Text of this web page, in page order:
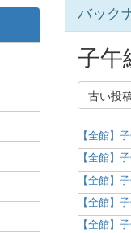
バック
子午
古い投
【全館】
【全館】
【全館】
【全館】
【全館】